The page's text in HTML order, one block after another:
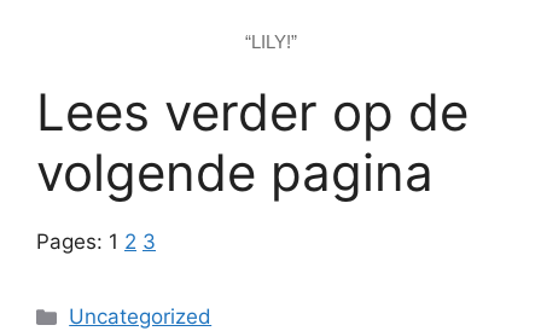
“LILY!”
Lees verder op de
volgende pagina
Pages: 1 2 3
Categories
Uncategorized